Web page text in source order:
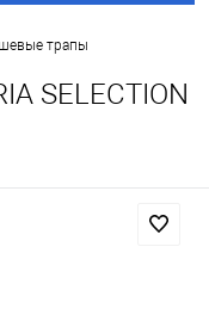
трапы
SELECTION